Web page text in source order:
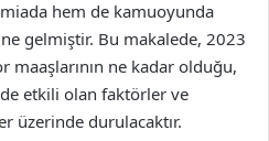
hem de kamuoyunda
gelmiştir. Bu makalede, 2023
maaşlarının ne kadar olduğu,
etkili olan faktörler ve
üzerinde durulacaktır.